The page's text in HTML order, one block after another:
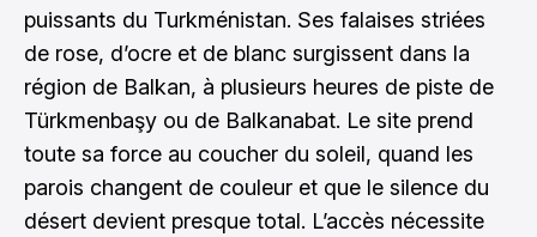
puissants du Turkménistan. Ses falaises striées
de rose, d’ocre et de blanc surgissent dans la
région de Balkan, à plusieurs heures de piste de
Türkmenbaşy ou de Balkanabat. Le site prend
toute sa force au coucher du soleil, quand les
parois changent de couleur et que le silence du
désert devient presque total. L’accès nécessite